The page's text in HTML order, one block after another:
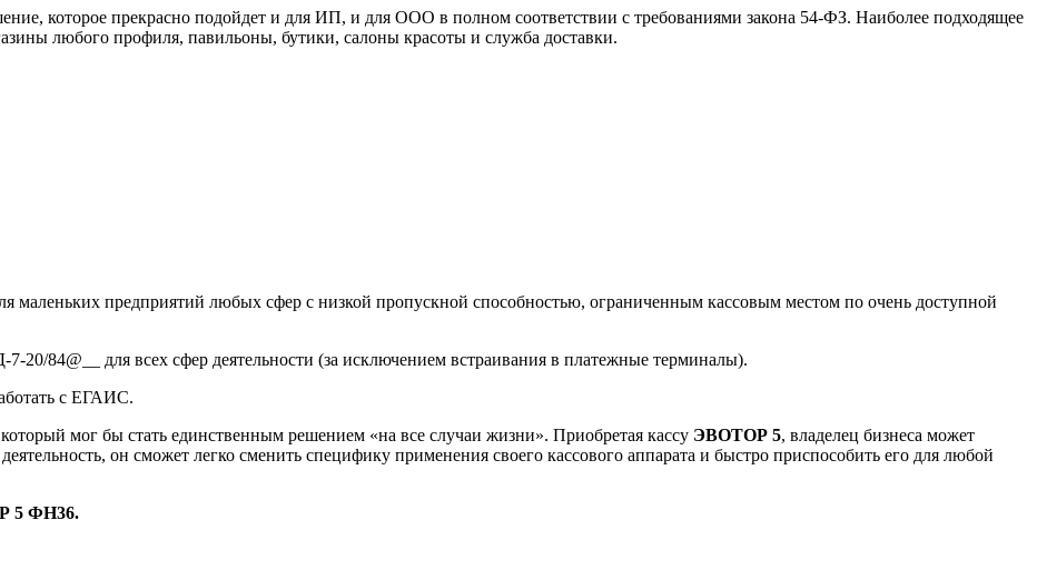
которое прекрасно подойдет и для ИП, и для ООО в полном соответствии с требованиями закона 54-ФЗ. Наиболее подходящее
любого профиля, павильоны, бутики, салоны красоты и служба доставки.
маленьких предприятий любых сфер с низкой пропускной способностью, ограниченным кассовым местом по очень доступной
84@__ для всех сфер деятельности (за исключением встраивания в платежные терминалы).
с ЕГАИС.
мог бы стать единственным решением «на все случаи жизни». Приобретая кассу ЭВОТОР 5, владелец бизнеса может
он сможет легко сменить специфику применения своего кассового аппарата и быстро приспособить его для любой
5 ФН36.